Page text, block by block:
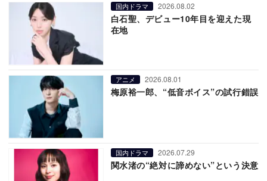
国内ドラマ 2026.08.02
白石聖、デビュー10年目を迎えた現
在地
アニメ 2026.08.01
梅原裕一郎、“低音ボイス”の試行錯誤
国内ドラマ 2026.07.29
関水渚の“絶対に諦めない”という決意